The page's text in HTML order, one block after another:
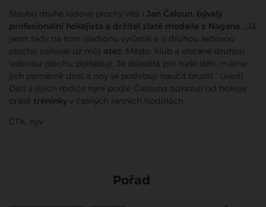
Stavbu druhé ledové plochy vítá i Jan Čaloun, bývalý
profesionální hokejista a držitel zlaté medaile z Nagana. „Já
jsem tady na tom stadionu vyrůstal a o druhou ledovou
plochu usiloval už můj otec. Město, klub a občané druhou
ledovou plochu potřebují. Je důležitá pro naše děti, máme
jich poměrně dost a ony se potřebují naučit bruslit,“ uvedl.
Děti a jejich rodiče nyní podle Čalouna odrazují od hokeje
právě tréninky v časných ranních hodinách.
ČTK, nyv
Pořad